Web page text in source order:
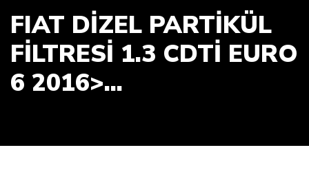
FIAT DİZEL PARTİKÜL
FİLTRESİ 1.3 CDTİ EURO
6 2016>...